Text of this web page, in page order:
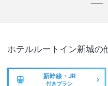
ホテルルートイン新城の
新幹線・JR
付きプラン